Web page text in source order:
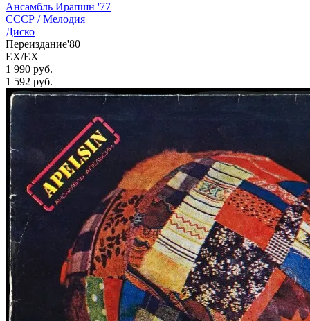
Ансамбль Ирапшн '77
СССР /Мелодия
Диско
Переиздание'80
EX/EX
1 990 руб.
1 592 руб.